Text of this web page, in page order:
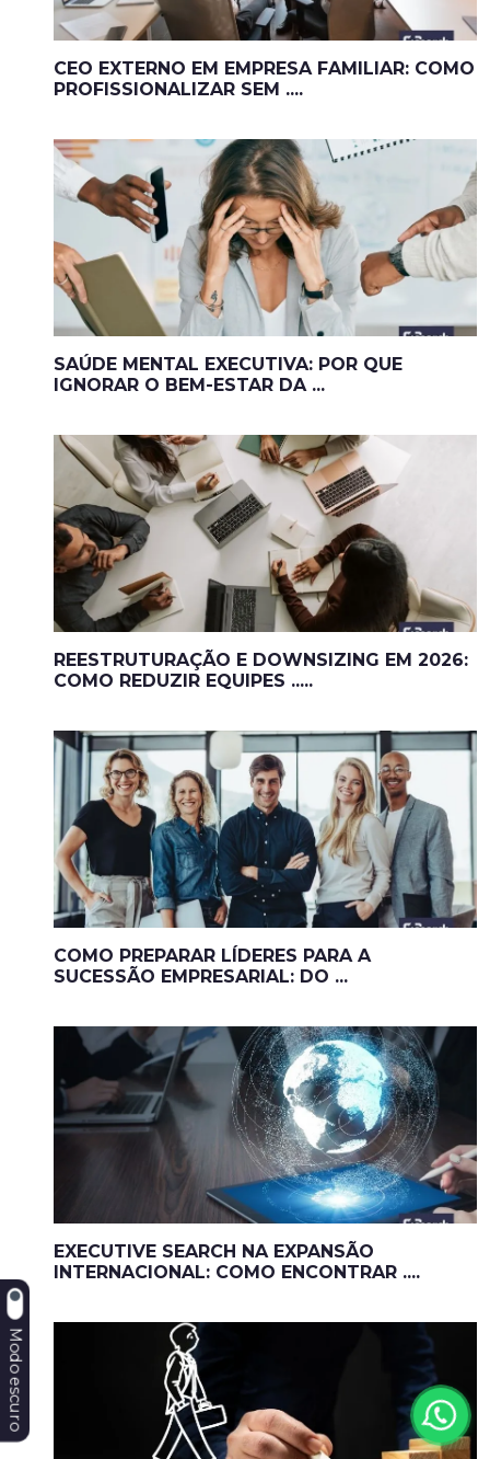
Modo escuro
CEO EXTERNO EM EMPRESA FAMILIAR: COMO
PROFISSIONALIZAR SEM ....
SAÚDE MENTAL EXECUTIVA: POR QUE
IGNORAR O BEM-ESTAR DA ...
REESTRUTURAÇÃO E DOWNSIZING EM 2026:
COMO REDUZIR EQUIPES .....
COMO PREPARAR LÍDERES PARA A
SUCESSÃO EMPRESARIAL: DO ...
EXECUTIVE SEARCH NA EXPANSÃO
INTERNACIONAL: COMO ENCONTRAR ....